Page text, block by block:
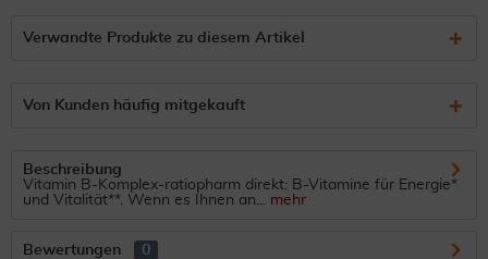
Verwandte Produkte zu diesem Artikel
Von Kunden häufig mitgekauft
Beschreibung
Vitamin B-Komplex-ratiopharm direkt: B-Vitamine für Energie*
und Vitalität**. Wenn es Ihnen an... mehr
Bewertungen 0